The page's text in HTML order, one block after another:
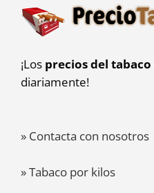
¡Los precios del tabaco
diariamente!
» Contacta con nosotros
» Tabaco por kilos